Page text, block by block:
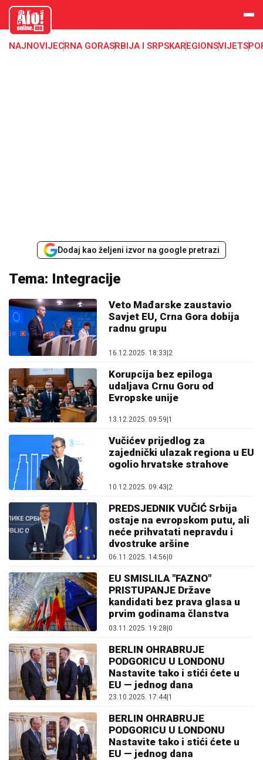
aloonline.
me
NAJNOVIJECRNA GORASRBIJA I SRPSKAREGIONSVIJET
Dodaj kao željeni izvor na google pretrazi
Tema: Integracije
Veto Mađarske zaustavio
Savjet EU, Crna Gora dobija
radnu grupu
16.12.2025. 18:33 2
Korupcija bez epiloga
udaljava Crnu Goru od
Evropske unije
13.12.2025. 09:59 1
Vučićev prijedlog za
zajednički ulazak regiona u EU
ogolio hrvatske strahove
10.12.2025. 09:43 2
PREDSJEDNIK VUČIĆ Srbija
ostaje na evropskom putu, ali
neće prihvatati nepravdu i
dvostruke aršine
06.11.2025. 14:56|0
EU SMISLILA "FAZNO"
PRISTUPANJE Države
kandidati bez prava glasa u
prvim godinama članstva
03.11.2025. 19:28 0
BERLIN OHRABRUJE
PODGORICU U LONDONU
Nastavite tako i stići ćete u
EU — jednog dana
23.10.2025. 17:44|1
BERLIN OHRABRUJE
PODGORICU U LONDONU
Nastavite tako i stići ćete u
EU — jednog dana